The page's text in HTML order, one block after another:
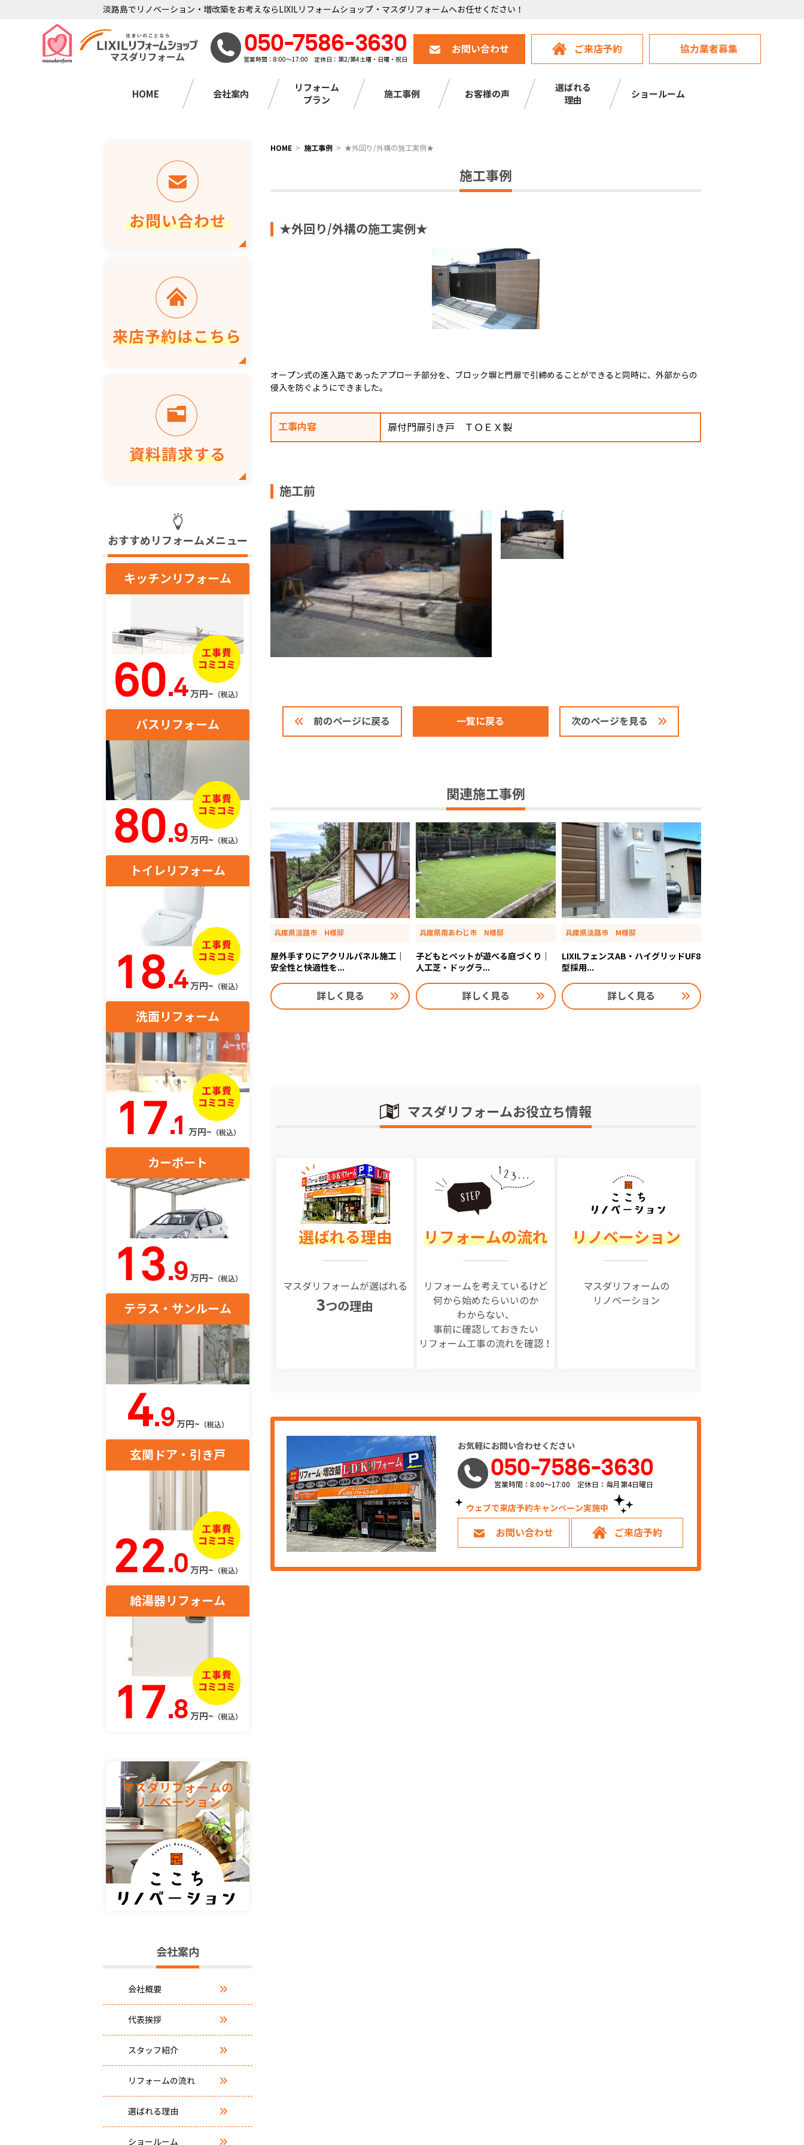
淡路島でリノベーション・増改築をお考えならLIXILリフォームショップ・マスダリフォームへお任せください！
050-7586-3630
営業時間：8:00～17:00 定休日：第2/第4土曜・日曜・祝日
お問い合わせ ご来店予約 協力業者募集
HOME 会社案内
リフォーム
プラン
施工事例 お客様の声
選ばれる
理由
ショールーム
HOME 施工事例 ★外回り/外構の施工実例★
施工事例
★外回り/外構の施工実例★
オープン式の進入路であったアプローチ部分を、ブロック塀と門扉で引締めることができると同時に、外部からの
侵入を防ぐようにできました。
工事内容 扉付門扉引き戸 ＴＯＥＸ製
施工前
前のページに戻る 一覧に戻る 次のページを見る
関連施工事例
兵庫県淡路市 H様邸
屋外手すりにアクリルパネル施工｜
安全性と快適性を...
詳しく見る
兵庫県南あわじ市 N様邸
子どもとペットが遊べる庭づくり｜
人工芝・ドッグラ...
詳しく見る
兵庫県淡路市 M様邸
LIXILフェンスAB・ハイグリッドUF8
型採用...
詳しく見る
マスダリフォームお役立ち情報
選ばれる理由
マスダリフォームが選ばれる
3つの理由
リフォームの流れ
リフォームを考えているけど
何から始めたらいいのか
わからない、
事前に確認しておきたい
リフォーム工事の流れを確認！
リノベーション
マスダリフォームの
リノベーション
お気軽にお問い合わせください
050-7586-3630
営業時間：8:00～17:00 定休日：毎月第4日曜日
ウェブで来店予約キャンペーン実施中！
お問い合わせ ご来店予約
おすすめリフォームメニュー
キッチンリフォーム
60.4万円~ （税込）
バスリフォーム
80.9 万円~ （税込）
トイレリフォーム
18.4万円~ （税込）
洗面リフォーム
17.1 万円~ （税込）
カーポート
13.9 万円~ （税込）
テラス・サンルーム
4.9万円~ （税込）
玄関ドア・引き戸
22.0 万円~ （税込）
給湯器リフォーム
17.8 万円~ （税込）
会社案内
会社概要
代表挨拶
スタッフ紹介
リフォームの流れ
選ばれる理由
ショールーム